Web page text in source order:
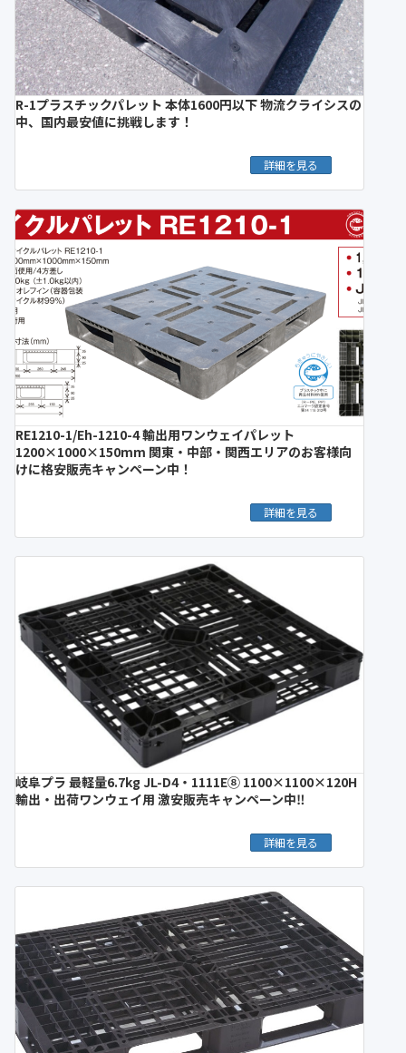
R-1プラスチックパレット 本体1600円以下 物流クライシスの
中、国内最安値に挑戦します！
詳細を見る
RE1210-1/Eh-1210-4 輸出用ワンウェイパレット
1200×1000×150mm 関東・中部・関西エリアのお客様向
けに格安販売キャンペーン中！
詳細を見る
岐阜プラ 最軽量6.7kg JL-D4・1111E⑧ 1100×1100×120H
輸出・出荷ワンウェイ用 激安販売キャンペーン中‼︎
詳細を見る